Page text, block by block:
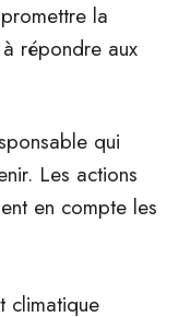
la
répondre aux
qui
Les actions
en compte les
climatique